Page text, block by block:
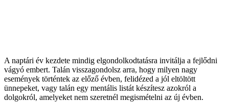
A naptári év kezdete mindig elgondolkodtatásra invitálja a fejlődni
vágyó embert. Talán visszagondolsz arra, hogy milyen nagy
események történtek az előző évben, felidézed a jól eltöltött
ünnepeket, vagy talán egy mentális listát készítesz azokról a
dolgokról, amelyeket nem szeretnél megismételni az új évben.